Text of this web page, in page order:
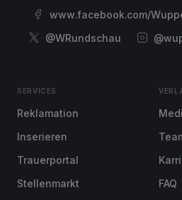
www.facebook.com/
@WRundschau
SERVICES
Reklamation
Inserieren
Trauerportal
Stellenmarkt
FAQ